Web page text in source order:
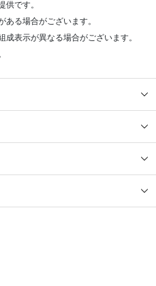
供です。
ある場合がございます。
成表示が異なる場合がございます。